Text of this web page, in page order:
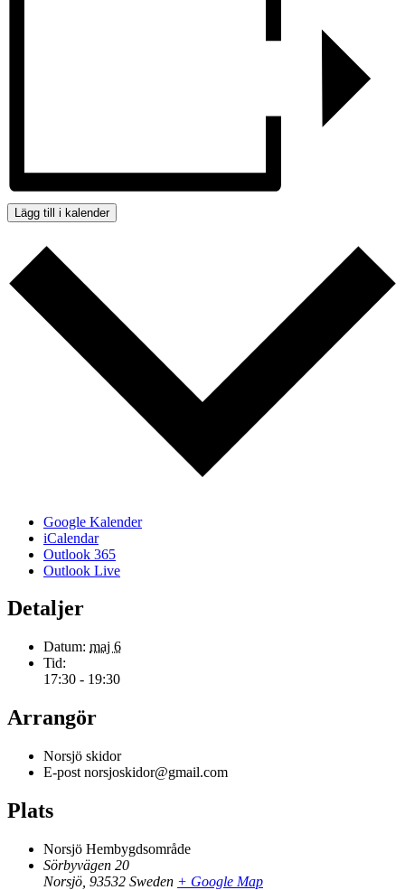
Lägg till i kalender
Google Kalender
iCalendar
Outlook 365
Outlook Live
Detaljer
Datum: maj 6
Tid:
17:30 - 19:30
Arrangör
Norsjö skidor
E-post norsjoskidor@gmail.com
Plats
Norsjö Hembygdsområde
Sörbyvägen 20
Norsjö 93532 Sweden + Google Map